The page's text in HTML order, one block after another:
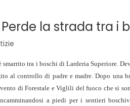
la strada tra i
tra i boschi di Larderia Superiore.
al controllo di padre e madre. Dopo
di Forestale e Viglili del fuoco che si
a piedi per i sentieri